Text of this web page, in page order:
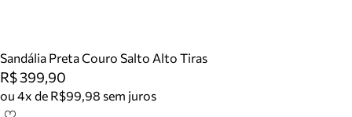
Sandália Preta Couro Salto Alto Tiras
R$ 399,90
ou 4x de R$99,98 sem juros